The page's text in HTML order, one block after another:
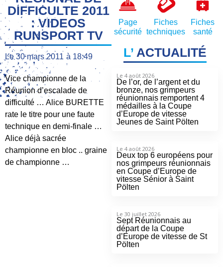
DIFFICULTE 2011
: VIDEOS
RUNSPORT TV
Le 30 mars 2011 à 18:49
Vice championne de la
Réunion d’escalade de
difficulté … Alice BURETTE
rate le titre pour une faute
technique en demi-finale …
Alice déjà sacrée
championne en bloc .. graine
de championne …
Page
sécurité
Fiches
techniques
Fiches
santé
L’ACTUALITÉ
Le 4 août 2026
De l’or, de l’argent et du
bronze, nos grimpeurs
réunionnais remportent 4
médailles à la Coupe
d’Europe de vitesse
Jeunes de Saint Pölten
Le 4 août 2026
Deux top 6 européens pour
nos grimpeurs réunionnais
en Coupe d’Europe de
vitesse Sénior à Saint
Pölten
Le 30 juillet 2026
Sept Réunionnais au
départ de la Coupe
d’Europe de vitesse de St
Pölten